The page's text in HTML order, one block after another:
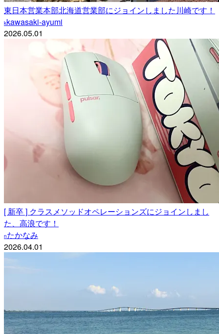
東日本営業本部北海道営業部にジョインしました川崎です！
kkawasaki-ayumi
2026.05.01
[ 新卒 ] クラスメソッドオペレーションズにジョインしまし
た、高浪です！
nたかなみ
2026.04.01